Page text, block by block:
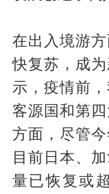
在出入境游
快复苏，成
示，疫情前
客源国和第
方面，尽管
目前日本、
量已恢复或